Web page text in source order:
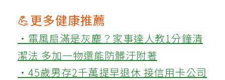
💪更多健康推薦
‧電風扇滿是灰塵？家事達人教1分鐘清
潔法 多加一物還能防髒汙附著
‧45歲男存2千萬提早退休 接信用卡公司